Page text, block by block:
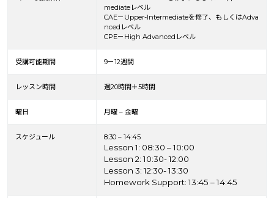
mediate レベル
CAE－ Upper-Intermediateを修了、もしくはAdva
ncedレベル
CPE－ High Advancedレベル
受講可能期間 9－12週間
レッスン時間 週20時間＋5時間
曜日 月曜 – 金曜
スケジュール 8:30 – 14:45
Lesson 1: 08:30 – 10:00
Lesson 2: 10:30- 12:00
Lesson 3: 12:30- 13:30
Homework Support: 13:45 – 14:45